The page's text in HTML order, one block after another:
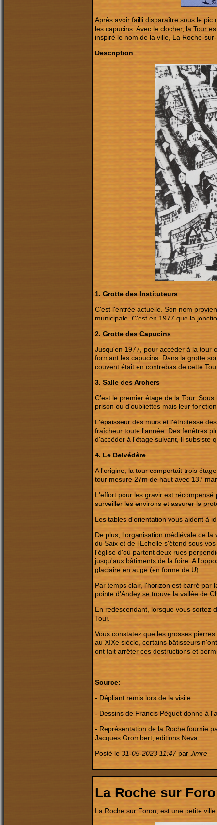
Après avoir failli disparaître sous le pic
les capucins. Avec le clocher, la Tour
inspiré le nom de la ville, La Roche-
Description
1. Grotte des Instituteurs
C'est l'entrée actuelle. Son nom
municipale. C'est en 1977 que la
2. Grotte des Capucins
Jusqu'en 1977, pour accéder à la tour
formant les capucins. Dans la grotte
couvent était en contrebas de cette
3. Salle des Archers
C'est le premier étage de la Tour.
prison ou d'oubliettes mais leur
L'épaisseur des murs et l'étroitesse
fraîcheur toute l'année. Des fenêtres
d'accéder à l'étage suivant, il subsiste
4. Le Belvédère
A l'origine, la tour comportait trois
tour mesure 27m de haut avec 137
L'effort pour les gravir est
surveiller les environs et assurer la
Les tables d'orientation vous aident à
De plus, l'organisation médiévale de
du Saix et de l'Echelle s'étend sous
l'église d'où partent deux rues
jusqu'aux bâtiments de la foire. A
glaciaire en auge (en forme de U).
Par temps clair, l'horizon est barré par
pointe d'Andey se trouve la vallée de
En redescendant, lorsque vous sortez
Tour.
Vous constatez que les grosses
au XIXe siècle, certains bâtisseurs
ont fait arrêter ces destructions et
Source:
- Dépliant remis lors de la visite.
- Dessins de Francis Péguet donné à
- Représentation de la Roche fournie
Jacques Grombert, editions Neva.
Posté le 31-05-2023 11:47par Jimre
La Roche sur
La Roche sur Foron, est une petite